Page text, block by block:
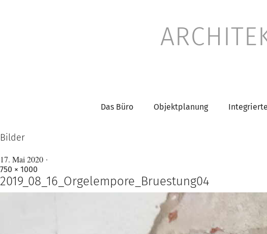
Das Büro Objektplanung
Bilder
17. Mai 2020
750 × 1000
2019_08_16_Orgelempore_Bruestung04